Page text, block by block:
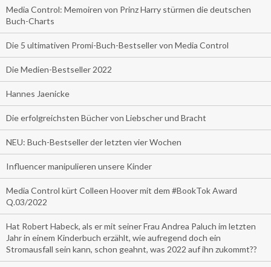
Media Control: Memoiren von Prinz Harry stürmen die deutschen
Buch-Charts
Die 5 ultimativen Promi-Buch-Bestseller von Media Control
Die Medien-Bestseller 2022
Hannes Jaenicke
Die erfolgreichsten Bücher von Liebscher und Bracht
NEU: Buch-Bestseller der letzten vier Wochen
Influencer manipulieren unsere Kinder
Media Control kürt Colleen Hoover mit dem #BookTok Award
Q.03/2022
Hat Robert Habeck, als er mit seiner Frau Andrea Paluch im letzten
Jahr in einem Kinderbuch erzählt, wie aufregend doch ein
Stromausfall sein kann, schon geahnt, was 2022 auf ihn zukommt??